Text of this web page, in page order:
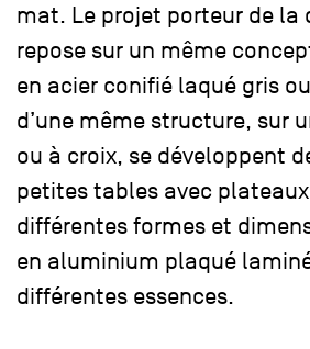
mat. Le projet porteur de
repose sur un même
en acier conifié laqué gris
d’une même structure, sur
ou à croix, se développent
petites tables avec
différentes formes et
en aluminium plaqué
différentes essences.